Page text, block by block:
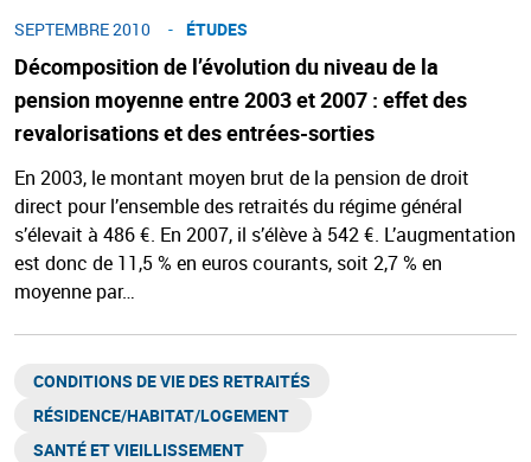
Décomposition de l’évolution du niveau de la
pension moyenne entre 2003 et 2007 : effet des
revalorisations et des entrées-sorties
SEPTEMBRE 2010 ÉTUDES
En 2003, le montant moyen brut de la pension de droit
direct pour l’ensemble des retraités du régime général
s’élevait à 486 €. En 2007, il s’élève à 542 €. L’augmentation
est donc de 11,5 % en euros courants, soit 2,7 % en
moyenne par…
CONDITIONS DE VIE DES RETRAITÉS
RÉSIDENCE/HABITAT/LOGEMENT ​
SANTÉ ET VIEILLISSEMENT ​